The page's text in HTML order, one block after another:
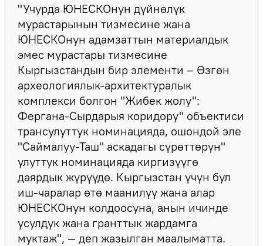
"Учурда ЮНЕСКОнун дүйнөлүк
мурастарынын тизмесине жана
ЮНЕСКОнун адамзаттын материалдык
эмес мурастары тизмесине
Кыргызстандын бир элементи – Өзгөн
археологиялык-архитектуралык
комплекси болгон "Жибек жолу":
Фергана-Сырдарыя коридору" объектиси
трансулуттук номинацияда, ошондой эле
"Саймалуу-Таш" аскадагы сүрөттөрүн"
улуттук номинацияда киргизүүгө
даярдык жүрүүдө. Кыргызстан үчүн бул
иш-чаралар өтө маанилүү жана алар
ЮНЕСКОнун колдоосуна, анын ичинде
усулдук жана гранттык жардамга
муктаж", — деп жазылган маалыматта.